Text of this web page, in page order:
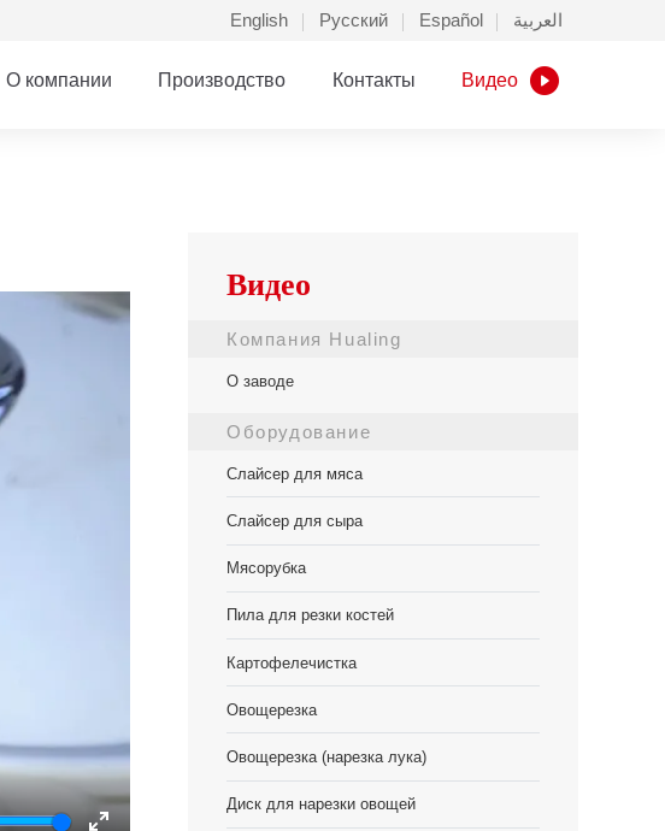
English Русский Español العربية
О компании Производство Контакты Видео
Видео
Компания Hualing
О заводе
Оборудование
Слайсер для мяса
Слайсер для сыра
Мясорубка
Пила для резки костей
Картофелечистка
Овощерезка
Овощерезка (нарезка лука)
Диск для нарезки овощей